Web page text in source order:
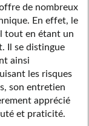
de nombreux
En effet, le
tout en étant un
Il se distingue
ainsi
les risques
son entretien
apprécié
et praticité.